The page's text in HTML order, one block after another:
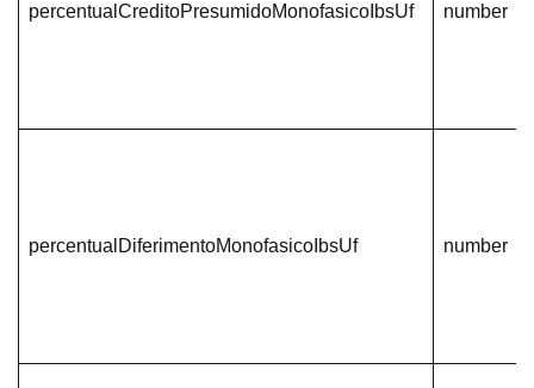
percentualCreditoPresumidoMonofasicoIbsUf number
percentualDiferimentoMonofasicoIbsUf number